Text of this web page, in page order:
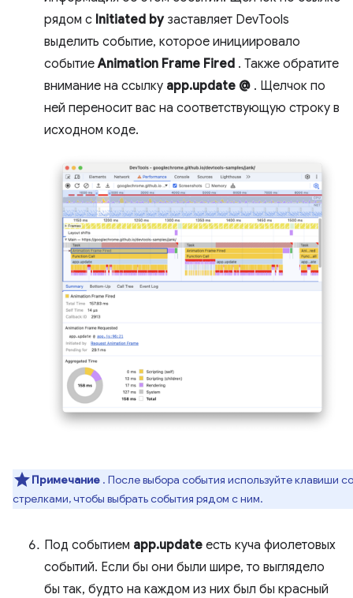
рядом с Initiated byзаставляет DevTools
выделить событие, которое инициировало
событиеAnimation Frame Fired . Также обратите
внимание на ссылку app.update @ . Щелчок по
ней переносит вас на соответствующую строку в
исходном коде.
Примечание . После выбора события используйте клавиши со
стрелками, чтобы выбрать события рядом с ним.
Под событием app.update есть куча фиолетовых
событий. Если бы они были шире, то выглядело
бы так, будто на каждом из них был бы красный